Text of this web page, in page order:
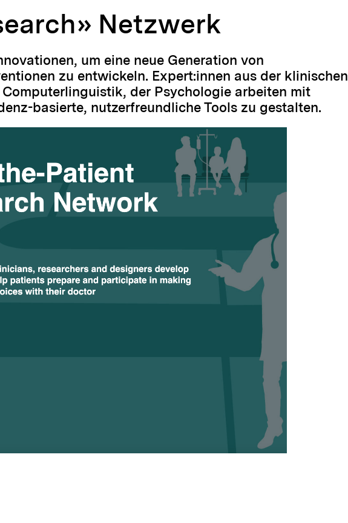
Netzwerk
um eine neue Generation von
zu entwickeln. Expert:innen aus der klinischen
der Psychologie arbeiten mit
basierte, nutzerfreundliche Tools zu gestalten.